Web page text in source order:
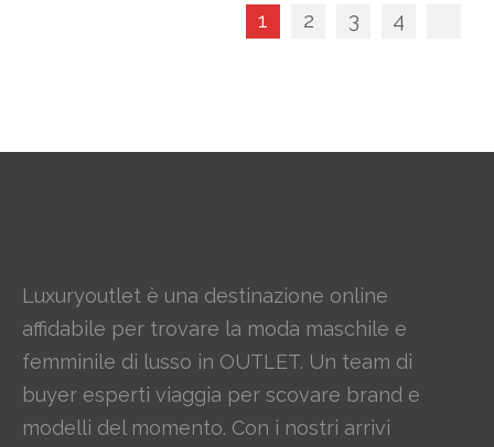
1 2 3 4
Luxuryoutlet è una destinazione online
affidabile per trovare la moda maschile e
femminile di lusso in OUTLET. Un team di
buyer esperti viaggia per scovare brand e
modelli del momento. Con i nostri arrivi